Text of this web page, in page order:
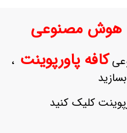
هوش مصنوعی
کافه پاورپوینت ،
کلیک کنید